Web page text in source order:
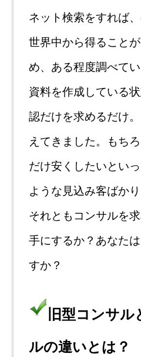
ネット検索をすれば
世界中から得ること
め、 ある程度調べて
資料を作成している
認だけを求めるだけ
えてきました。もち
だけ安くしたいとい
ような見込み客ばか
それともコンサルを
手にするか？あなた
すか？
旧型コンサル
ルの違いとは？